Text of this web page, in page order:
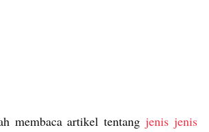
membaca artikel tentangjenis jenis